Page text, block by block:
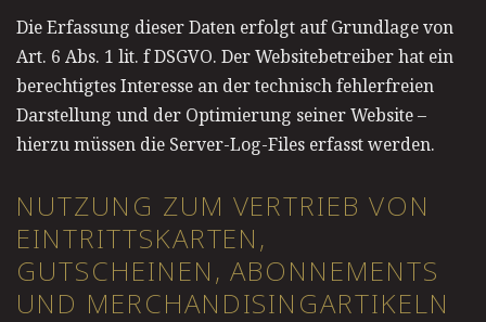
Die Erfassung dieser Daten erfolgt auf Grundlage von
Art. 6 Abs. 1 lit. f DSGVO. Der Websitebetreiber hat ein
berechtigtes Interesse an der technisch fehlerfreien
Darstellung und der Optimierung seiner Website –
hierzu müssen die Server-Log-Files erfasst werden.
NUTZUNG ZUM VERTRIEB VON
EINTRITTSKARTEN,
GUTSCHEINEN, ABONNEMENTS
UND MERCHANDISINGARTIKELN